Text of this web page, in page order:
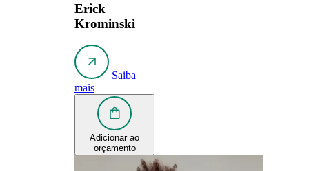
Erick
Krominski
Saiba
mais
Adicionar ao
orçamento